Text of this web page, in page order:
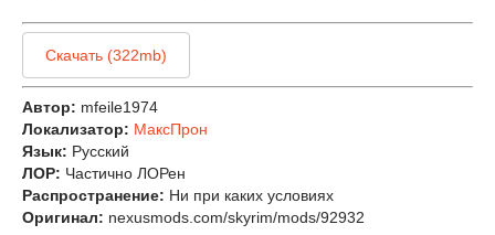
Скачать (322mb)
Автор: mfeile1974
Локализатор: МаксПрон
Язык: Русский
ЛОР: Частично ЛОРен
Распространение: Ни при каких условиях
Оригинал: nexusmods.com/skyrim/mods/92932